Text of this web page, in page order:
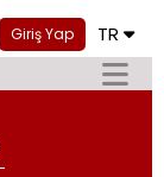
Giriş Yap TR